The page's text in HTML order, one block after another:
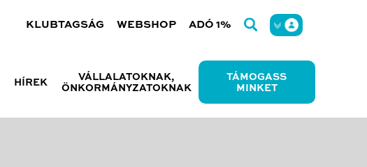
KLUBTAGSÁG WEBSHOP ADÓ 1%
HÍREK
VÁLLALATOKNAK,
ÖNKORMÁNYZATOKNAK
TÁMOGASS
MINKET